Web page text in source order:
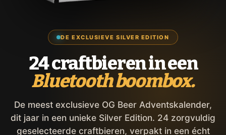
DE EXCLUSIEVE SILVER EDITION
24 craftbieren in een
Bluetooth boombox.
De meest exclusieve OG Beer Adventskalender,
dit jaar in een unieke Silver Edition. 24 zorgvuldig
geselecteerde craftbieren, verpakt in een écht